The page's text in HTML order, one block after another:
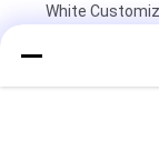
White
از کرایولیت سدیم